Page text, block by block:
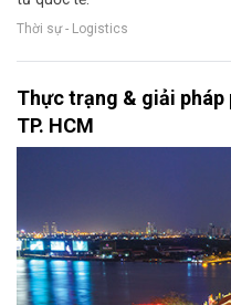
Thời sự - Logistics
Thực trạng & giải
TP. HCM